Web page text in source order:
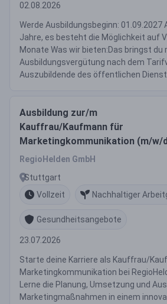
02.08.2026
Werde Ausbildungsbeginn: 01.09.2027
Jahre, es besteht die Möglichkeit auf
Monate Was wir bieten:Das bringst du
Ausbildungsvergütung nach dem
Auszubildende des öffentlichen
Ausbildung zur/m
Kauffrau/Kaufmann für
Marketingkommunikation (m/w/
RegioHelden GmbH
Stuttgart
Vollzeit
Nachhaltiger
Gesundheitsangebote
23.07.2026
Starte deine Karriere als Kauffrau/
Marketingkommunikation bei
Lerne die Planung, Umsetzung und
Marketingmaßnahmen in einem